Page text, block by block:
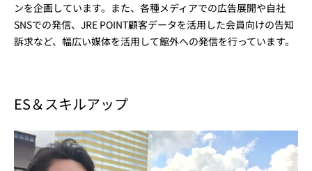
ンを企画しています。また、各種メディアでの広告展開や自社
SNSでの発信、JRE POINT顧客データを活用した会員向けの告知
訴求など、幅広い媒体を活用して館外への発信を行っています。
ES＆スキルアップ